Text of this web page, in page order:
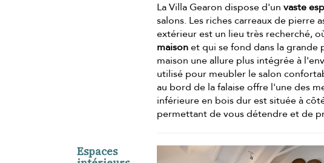
La Villa Gearon dispose d'unvaste
salons. Les riches carreaux de pierre
extérieur est un lieu très recherché,
maisonet qui se fond dans la grande
maison une allure plus intégrée à
utilisé pour meubler le salon
au bord de la falaise offre l'une des
inférieure en bois dur est située à
permettant de vous détendre et de
Espaces